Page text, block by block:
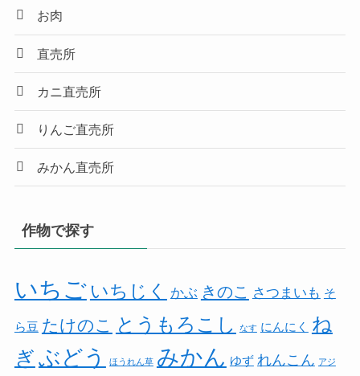
お肉
直売所
カニ直売所
りんご直売所
みかん直売所
作物で探す
いちご いちじく かぶ きのこ さつまいも そ
ら豆 たけのこ とうもろこし なす にんにく ね
ぎ ぶどう ほうれん草 みかん ゆず れんこん アジ